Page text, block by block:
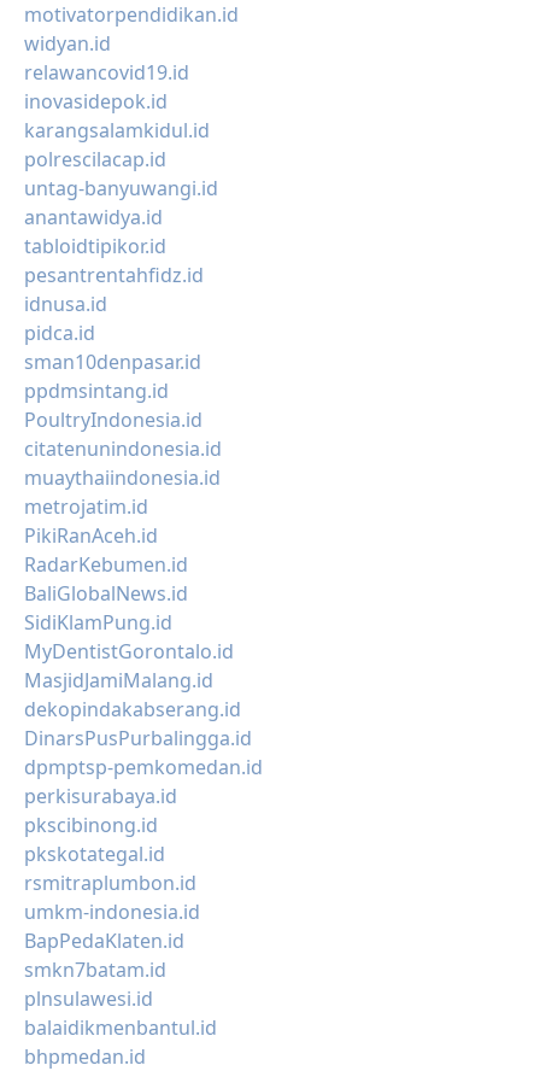
motivatorpendidikan.id
widyan.id
relawancovid19.id
inovasidepok.id
karangsalamkidul.id
polrescilacap.id
untag-banyuwangi.id
anantawidya.id
tabloidtipikor.id
pesantrentahfidz.id
idnusa.id
pidca.id
sman10denpasar.id
ppdmsintang.id
PoultryIndonesia.id
citatenunindonesia.id
muaythaiindonesia.id
metrojatim.id
PikiRanAceh.id
RadarKebumen.id
BaliGlobalNews.id
SidiKlamPung.id
MyDentistGorontalo.id
MasjidJamiMalang.id
dekopindakabserang.id
DinarsPusPurbalingga.id
dpmptsp-pemkomedan.id
perkisurabaya.id
pkscibinong.id
pkskotategal.id
rsmitraplumbon.id
umkm-indonesia.id
BapPedaKlaten.id
smkn7batam.id
plnsulawesi.id
balaidikmenbantul.id
bhpmedan.id